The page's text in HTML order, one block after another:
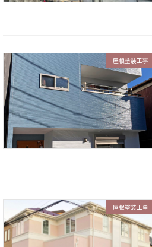
屋根塗装工事
屋根塗装工事